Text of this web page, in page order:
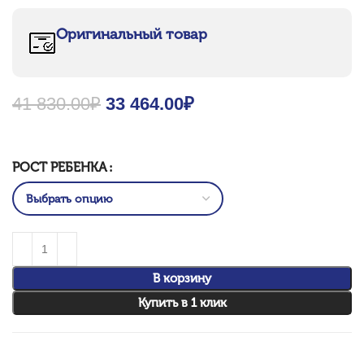
Оригинальный товар
41 830.00₽ Original price was: 41
33 464.00₽
РОСТ РЕБЕНКА
В корзину
Купить в 1 клик